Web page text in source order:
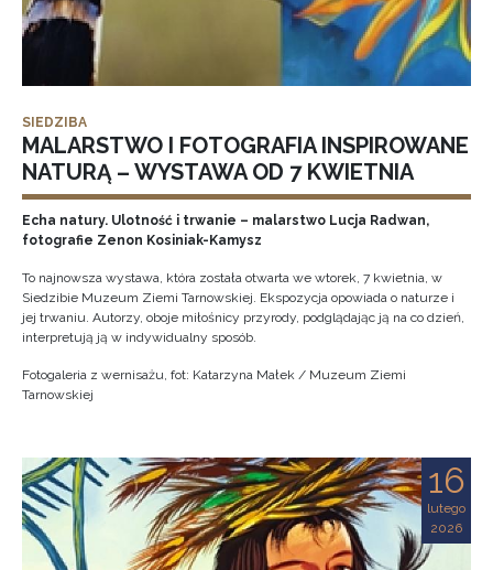
SIEDZIBA
MALARSTWO I FOTOGRAFIA INSPIROWANE
NATURĄ – WYSTAWA OD 7 KWIETNIA
Echa natury. Ulotność i trwanie – malarstwo Lucja Radwan,
fotografie Zenon Kosiniak-Kamysz
To najnowsza wystawa, która została otwarta we wtorek, 7 kwietnia, w
Siedzibie Muzeum Ziemi Tarnowskiej. Ekspozycja opowiada o naturze i
jej trwaniu. Autorzy, oboje miłośnicy przyrody, podglądając ją na co dzień,
interpretują ją w indywidualny sposób.
Fotogaleria z wernisażu, fot: Katarzyna Małek / Muzeum Ziemi
Tarnowskiej
16
lutego
2026